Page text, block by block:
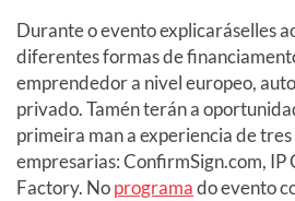
Durante o evento explicaráselles
diferentes formas de
emprendedor a nivel europeo,
privado. Tamén terán a
primeira man a experiencia de
empresarias: ConfirmSign.com, IP
Factory. Noprogramado evento